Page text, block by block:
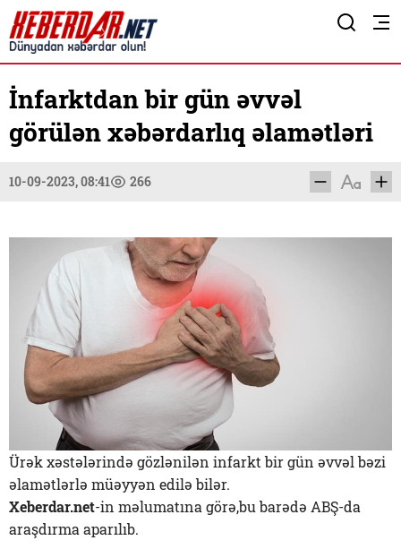
İnfarktdan bir gün əvvəl
görülən xəbərdarlıq əlamətləri
10-09-2023, 08:41 266
Ürək xəstələrində gözlənilən infarkt bir gün əvvəl bəzi
əlamətlərlə müəyyən edilə bilər.
Xeberdar.net-in məlumatına görə,bu barədə ABŞ-da
araşdırma aparılıb.